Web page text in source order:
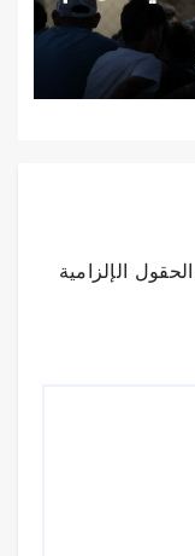
الحقول الإلزامية